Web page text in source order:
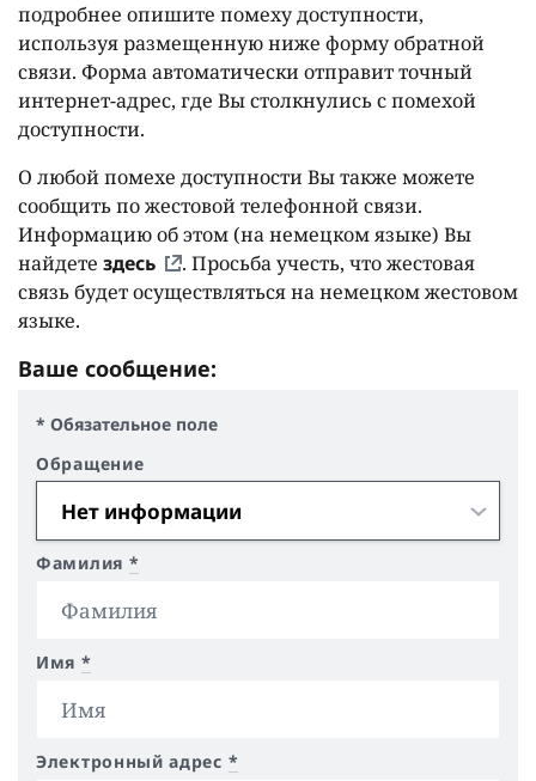
подробнее опишите помеху доступности,
используя размещенную ниже форму обратной
связи. Форма автоматически отправит точный
интернет-адрес, где Вы столкнулись с помехой
доступности.
О любой помехе доступности Вы также можете
сообщить по жестовой телефонной связи.
Информацию об этом (на немецком языке) Вы
найдете здесь
. Просьба учесть, что жестовая
связь будет осуществляться на немецком жестовом
языке.
Ваше сообщение:
* Обязательное поле
Обращение
Фамилия *
Имя *
Электронный адрес *